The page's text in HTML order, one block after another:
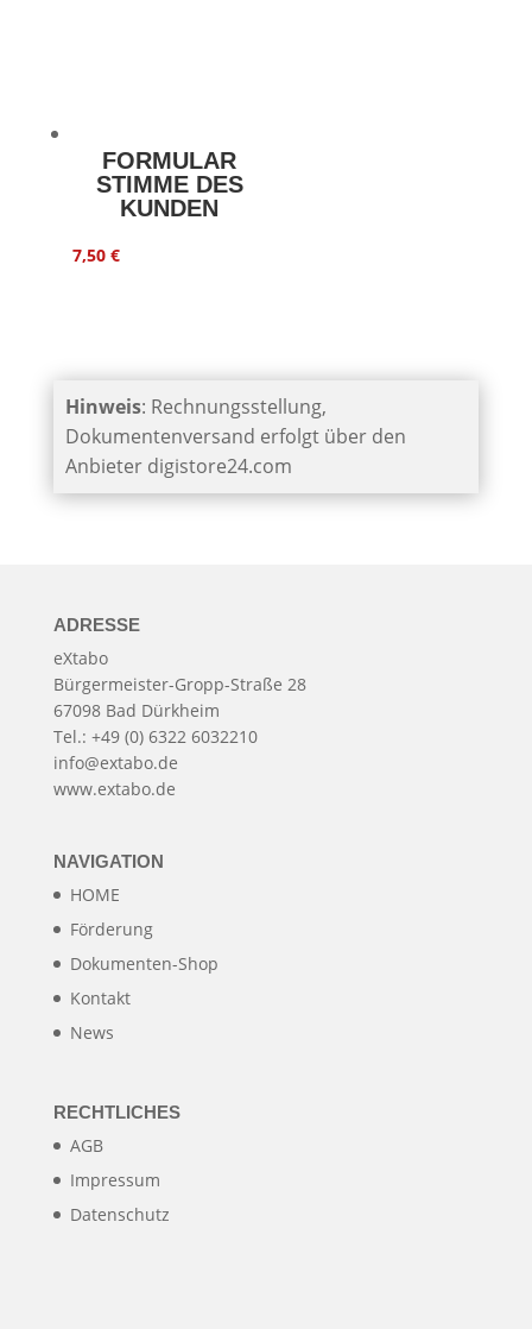
FORMULAR
STIMME DES
KUNDEN
7,50 €
Hinweis: Rechnungsstellung,
Dokumentenversand erfolgt über den
Anbieter digistore24.com
ADRESSE
eXtabo
Bürgermeister-Gropp-Straße 28
67098 Bad Dürkheim
Tel.: +49 (0) 6322 6032210
info@extabo.de
www.extabo.de
NAVIGATION
HOME
Förderung
Dokumenten-Shop
Kontakt
News
RECHTLICHES
AGB
Impressum
Datenschutz